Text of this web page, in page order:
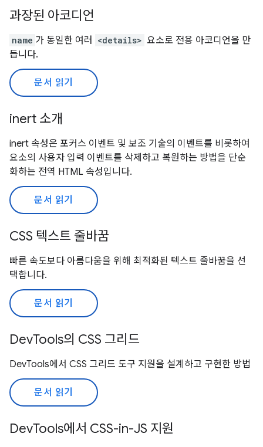
과장된 아코디언
name 가 동일한 여러 <details> 요소로 전용 아코디언을 만
듭니다.
문서 읽기
inert 소개
inert 속성은 포커스 이벤트 및 보조 기술의 이벤트를 비롯하여
요소의 사용자 입력 이벤트를 삭제하고 복원하는 방법을 단순
화하는 전역 HTML 속성입니다.
문서 읽기
CSS 텍스트 줄바꿈
빠른 속도보다 아름다움을 위해 최적화된 텍스트 줄바꿈을 선
택합니다.
문서 읽기
DevTools의 CSS 그리드
DevTools에서 CSS 그리드 도구 지원을 설계하고 구현한 방법
문서 읽기
DevTools에서 CSS-in-JS 지원